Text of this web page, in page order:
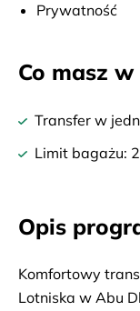
Prywatność
Co masz w
Transfer w
Limit bagażu:
Opis
Komfortowy
Lotniska w Abu